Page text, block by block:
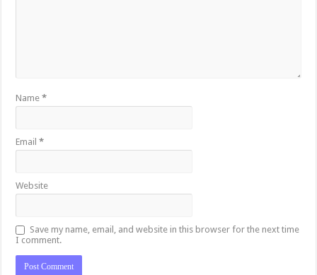
Name*
Email*
Website
Save my name, email, and website in this browser for the next time
I comment.